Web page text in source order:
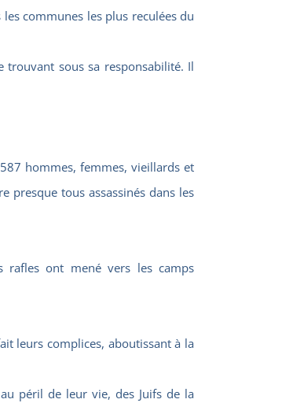
communes les plus reculées du
trouvant sous sa responsabilité. Il
hommes, femmes, vieillards et
presque tous assassinés dans les
rafles ont mené vers les camps
leurs complices, aboutissant à la
péril de leur vie, des Juifs de la